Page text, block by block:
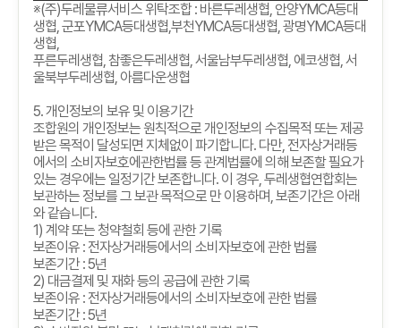
※(주)두레물류서비스 위탁조합: 바른두레생협, 안양YMCA등대
생협,군포YMCA등대생협,부천YMCA등대생협,광명YMCA등대
생협,
푸른두레생협,참좋은두레생협,서울남부두레생협, 에코생협,서
울북부두레생협, 아름다운생협
5.개인정보의 보유 및 이용기간
조합원의 개인정보는 원칙적으로 개인정보의 수집목적 또는 제공
받은 목적이 달성되면 지체없이 파기합니다. 다만, 전자상거래등
에서의 소비자보호에관한법률 등 관계법률에 의해 보존할 필요가
있는 경우에는 일정기간 보존합니다. 이 경우,두레생협연합회는
보관하는 정보를 그 보관 목적으로 만 이용하며,보존기간은 아래
와 같습니다.
1) 계약 또는 청약철회 등에 관한 기록
보존이유 : 전자상거래등에서의 소비자보호에 관한 법률
보존기간 : 5년
2) 대금결제 및 재화 등의 공급에 관한 기록
보존이유 : 전자상거래등에서의 소비자보호에 관한 법률
보존기간 : 5년